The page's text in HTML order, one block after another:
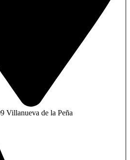
Villanueva de la Peña